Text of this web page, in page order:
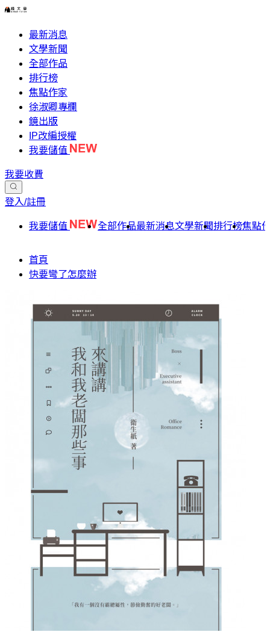
最新消息
文學新聞
全部作品
排行榜
焦點作家
徐淑卿專欄
鏡出版
IP改編授權
我要儲值
我要收費
登入/註冊
我要儲值 全部作品最新消息文學新聞排行榜焦點
首頁
快要彎了怎麼辦